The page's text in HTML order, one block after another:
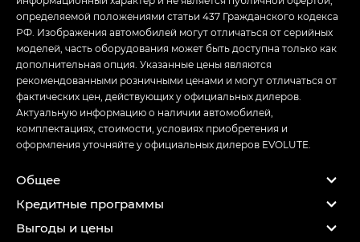
определяемой положениями статьи 437 Гражданского кодекса
РФ. Изображения автомобилей могут отличаться от серийных
моделей, часть оборудования может быть доступна только как
дополнительная опция. Указанные цены являются
рекомендованными розничными ценами и могут отличаться от
фактических цен, действующих у официальных дилеров.
Актуальную информацию о наличии автомобилей,
комплектациях, стоимости, условиях приобретения и
оформления уточняйте у официальных дилеров EVOLUTE.
Общее
Кредитные программы
Выгоды и цены